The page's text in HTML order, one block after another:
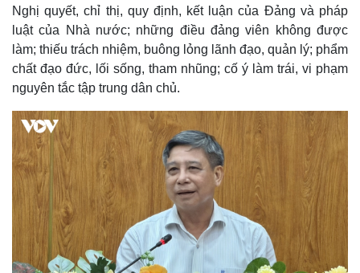
Quan sát
Cuộc sống đó đây
Hồ sơ
Video
Ảnh
E-Magazine
Infographic
Nghị quyết, chỉ thị, quy định, kết luận của Đảng và pháp
luật của Nhà nước; những điều đảng viên không được
làm; thiếu trách nhiệm, buông lỏng lãnh đạo, quản lý; phẩm
chất đạo đức, lối sống, tham nhũng; cố ý làm trái, vi phạm
nguyên tắc tập trung dân chủ.